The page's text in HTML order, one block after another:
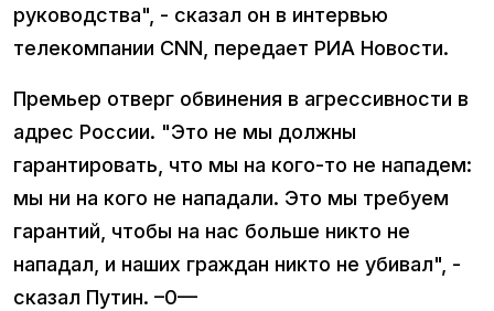
руководства", - сказал он в интервью
телекомпании CNN, передает РИА Новости.
Премьер отверг обвинения в агрессивности в
адрес России. "Это не мы должны
гарантировать, что мы на кого-то не нападем:
мы ни на кого не нападали. Это мы требуем
гарантий, чтобы на нас больше никто не
нападал, и наших граждан никто не убивал", -
сказал Путин. –0—